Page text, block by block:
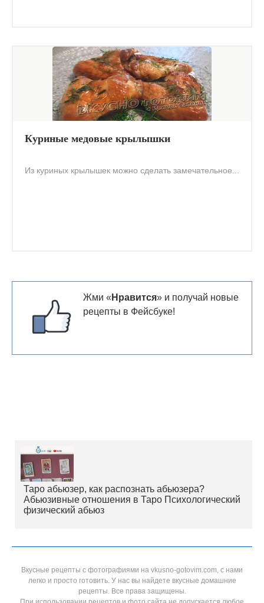
Куриные медовые крылышки
Из куриных крылышек можно сделать замечательное...
Жми « Нравится» и получай новые
рецепты в Фейсбуке!
Таро абьюзер, как распознать абьюзера?
Абьюзивные отношения в Таро Психологический
физический абьюз
Вкусные рецепты с фотографиями на vkusno-gotovim.com, с нами
легко и просто готовить. У нас вы найдете вкусные домашние
рецепты. Все права защищены.